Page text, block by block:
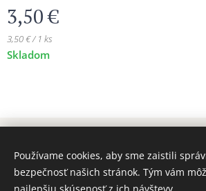
3,50€
3,50 € / 1 ks
Skladom
www.majadizajn.eu
Používame cookies, aby sme zaistili
bezpečnosť našich stránok. Tým vám